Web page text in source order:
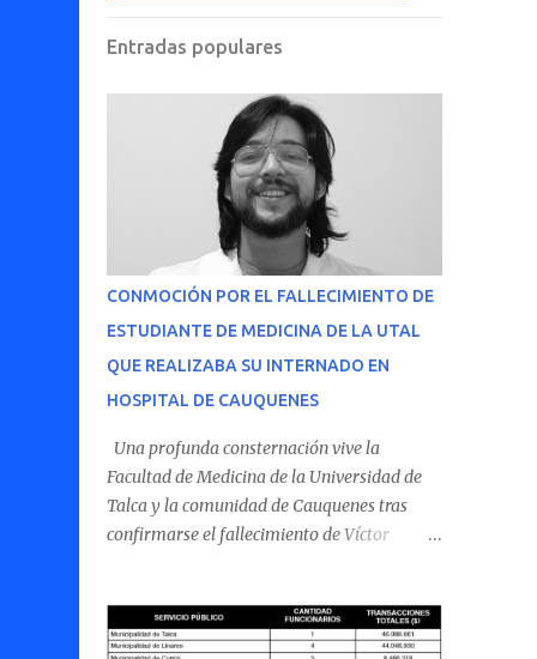
Entradas populares
CONMOCIÓN POR EL FALLECIMIENTO DE
ESTUDIANTE DE MEDICINA DE LA UTAL
QUE REALIZABA SU INTERNADO EN
HOSPITAL DE CAUQUENES
Una profunda consternación vive la
Facultad de Medicina de la Universidad de
Talca y la comunidad de Cauquenes tras
confirmarse el fallecimiento de Víctor
Cauquenes. De acuerdo con los antecedentes
conocidos, el joven se presentó a cumplir su